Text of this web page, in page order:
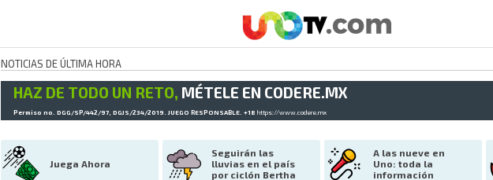
NOTICIAS DE ÚLTIMA HORA
HAZ DE TODO UN RETO, MÉTELE EN CODERE.MX
Permiso no. DGG/SP/442/97, DGJS/234/2019. JUEGO RESPONSABLE. +18 https://www.codere.mx
Juega Ahora
Seguirán las
lluvias en el país
por ciclón Bertha
A las nueve en
Uno: toda la
información